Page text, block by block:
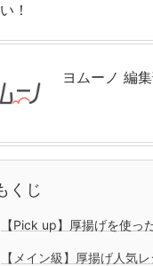
！
ヨムーノ 編
くじ
【Pick up】厚揚げを使っ
【メイン級】厚揚げ人気